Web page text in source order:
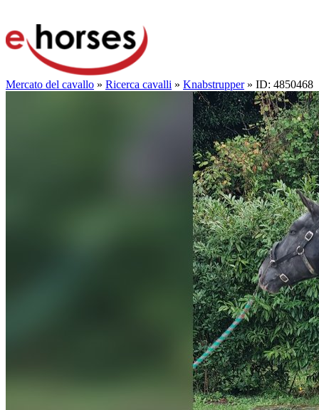
Mercato del cavallo » Ricerca cavalli » Knabstrupper» ID: 4850468